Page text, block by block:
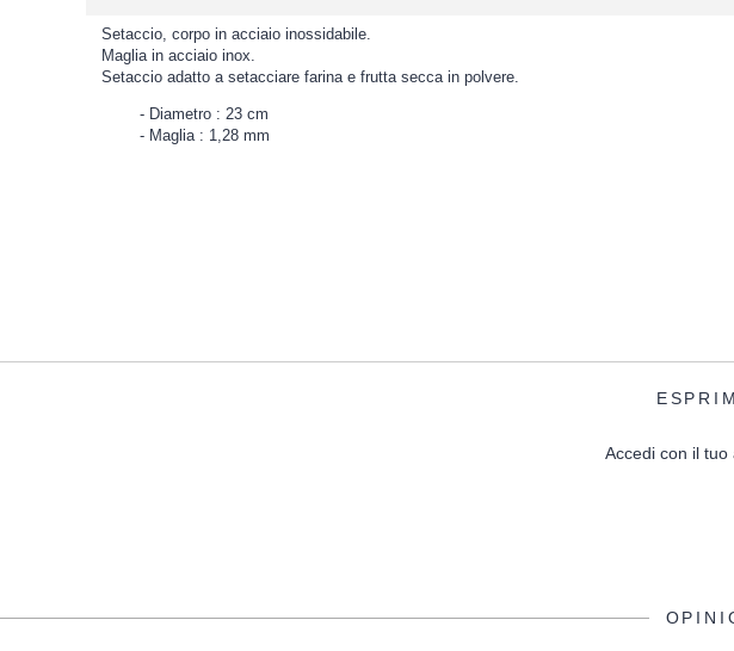
Setaccio, corpo in acciaio inossidabile.
Maglia in acciaio inox.
Setaccio adatto a setacciare farina e frutta secca in polvere.
Diametro : 23 cm
Maglia : 1,28 mm
Accedi con il